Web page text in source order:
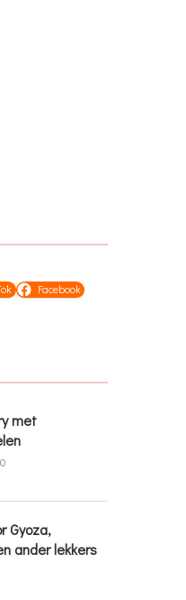
Facebook
met
Gyoza,
ander lekkers